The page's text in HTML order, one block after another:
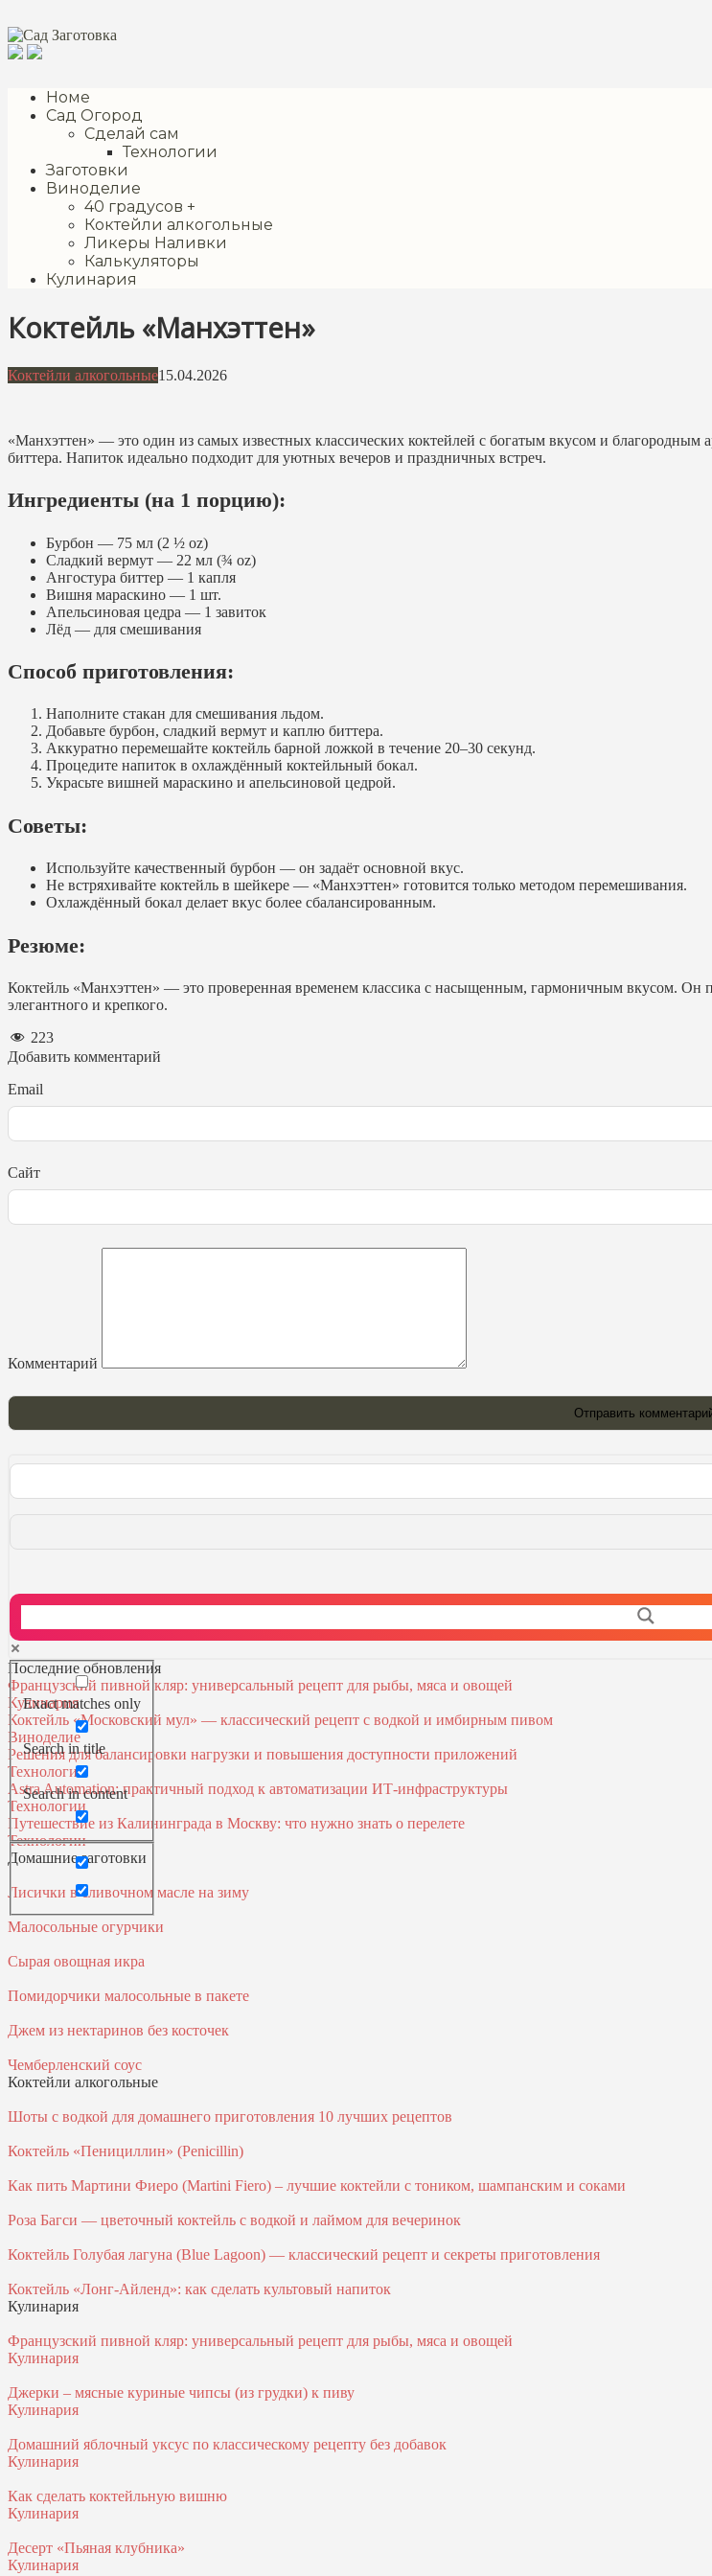
к
контенту
Номе
Сад Огород
Сделай сам
Технологии
Заготовки
Виноделие
40 градусов +
Коктейли алкогольные
Ликеры Наливки
Калькуляторы
Кулинария
Коктейль «Манхэттен»
Коктейли алкогольные15.04.2026
«Манхэттен» — это один из самых известных классических коктейлей с богатым вкусом и благородным
биттера. Напиток идеально подходит для уютных вечеров и праздничных встреч.
Ингредиенты (на 1 порцию):
Бурбон — 75 мл (2 ½ oz)
Сладкий вермут — 22 мл (¾ oz)
Ангостура биттер — 1 капля
Вишня мараскино — 1 шт.
Апельсиновая цедра — 1 завиток
Лёд — для смешивания
Способ приготовления:
Наполните стакан для смешивания льдом.
Добавьте бурбон, сладкий вермут и каплю биттера.
Аккуратно перемешайте коктейль барной ложкой в течение 20–30 секунд.
Процедите напиток в охлаждённый коктейльный бокал.
Украсьте вишней мараскино и апельсиновой цедрой.
Советы:
Используйте качественный бурбон — он задаёт основной вкус.
Не встряхивайте коктейль в шейкере — «Манхэттен» готовится только методом перемешивания.
Охлаждённый бокал делает вкус более сбалансированным.
Резюме:
Коктейль «Манхэттен» — это проверенная временем классика с насыщенным, гармоничным вкусом. Он
элегантного и крепкого.
223
Добавить комментарий
Email
Сайт
Комментарий
Exact matches only
Search in title
Search in content
Последние обновления
Французский пивной кляр: универсальный рецепт для рыбы, мяса и овощей
Кулинария
Коктейль «Московский мул» — классический рецепт с водкой и имбирным пивом
Виноделие
Решения для балансировки нагрузки и повышения доступности приложений
Технологии
Astra Automation: практичный подход к автоматизации ИТ‑инфраструктуры
Технологии
Путешествие из Калининграда в Москву: что нужно знать о перелете
Технологии
Домашние заготовки
Лисички в сливочном масле на зиму
Малосольные огурчики
Сырая овощная икра
Помидорчики малосольные в пакете
Джем из нектаринов без косточек
Чемберленский соус
Коктейли алкогольные
Шоты с водкой для домашнего приготовления 10 лучших рецептов
Коктейль «Пенициллин» (Penicillin)
Как пить Мартини Фиеро (Martini Fiero) – лучшие коктейли с тоником, шампанским и соками
Роза Багси — цветочный коктейль с водкой и лаймом для вечеринок
Коктейль Голубая лагуна (Blue Lagoon) — классический рецепт и секреты приготовления
Коктейль «Лонг-Айленд»: как сделать культовый напиток
Кулинария
Французский пивной кляр: универсальный рецепт для рыбы, мяса и овощей
Кулинария
Джерки – мясные куриные чипсы (из грудки) к пиву
Кулинария
Домашний яблочный уксус по классическому рецепту без добавок
Кулинария
Как сделать коктейльную вишню
Кулинария
Десерт «Пьяная клубника»
Кулинария